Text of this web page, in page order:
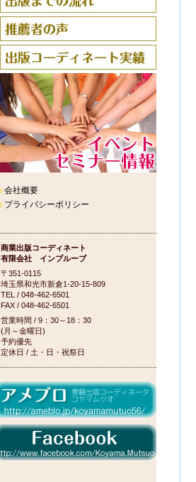
会社概要
プライバシーポリシー
商業出版コーディネート
有限会社 インプルーブ
〒351-0115
埼玉県和光市新倉1-20-15-809
TEL / 048-462-6501
FAX / 048-462-6501
営業時間 / 9：30～18：30
(月～金曜日)
予約優先
定休日 / 土・日・祝祭日